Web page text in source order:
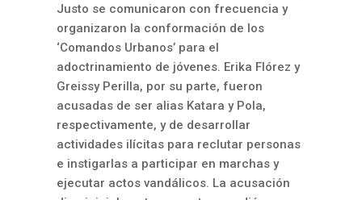
Justo se comunicaron con frecuencia y
organizaron la conformación de los
‘Comandos Urbanos’ para el
adoctrinamiento de jóvenes. Erika Flórez y
Greissy Perilla, por su parte, fueron
acusadas de ser alias Katara y Pola,
respectivamente, y de desarrollar
actividades ilícitas para reclutar personas
e instigarlas a participar en marchas y
ejecutar actos vandálicos. La acusación